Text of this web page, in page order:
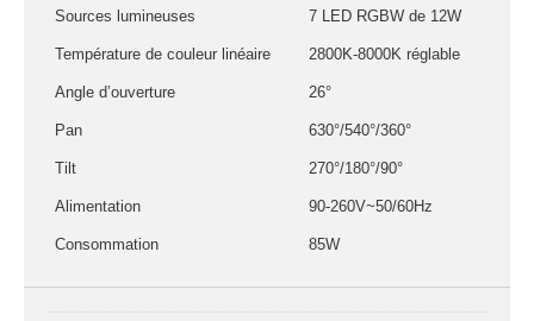
Public adress /
ligne 100V
Microphone
connecteurs
Sources lumineuses 7 LED RGBW de 12W
Température de couleur linéaire 2800K-8000K réglable
Angle d’ouverture 26°
Pan 630°/540°/360°
Tilt 270°/180°/90°
Alimentation 90-260V~50/60Hz
Consommation 85W